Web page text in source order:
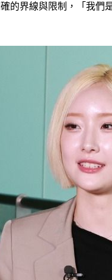
的界線與限制，「我